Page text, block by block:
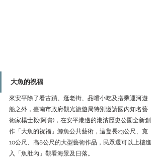
大魚的祝福
來安平除了看古蹟、逛老街、品嚐小吃及搭乘運河遊
船之外，臺南市政府觀光旅遊局特別邀請國內知名藝
術家楊士毅(阿貴)，在安平港邊的港濱歷史公園全新創
作「大魚的祝福」鯨魚公共藝術，這隻長23公尺、寬
10公尺、高8公尺的大型藝術作品，民眾還可以上樓進
入「魚肚內」觀看海景及日落。